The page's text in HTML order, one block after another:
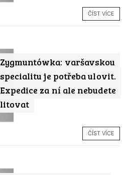
ČÍST VÍCE
Zygmuntówka: varšavskou
specialitu je potřeba ulovit.
Expedice za ní ale nebudete
litovat
ČÍST VÍCE